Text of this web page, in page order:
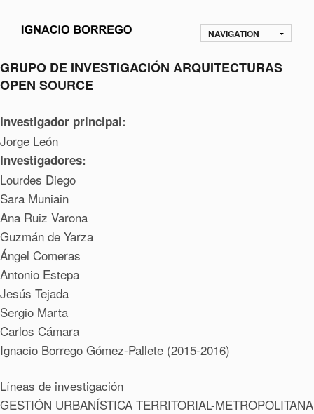
NAVIGATION
GRUPO DE INVESTIGACIÓN ARQUITECTURAS
OPEN SOURCE
Investigador principal:
Jorge León
Investigadores:
Lourdes Diego
Sara Muniain
Ana Ruiz Varona
Guzmán de Yarza
Ángel Comeras
Antonio Estepa
Jesús Tejada
Sergio Marta
Carlos Cámara
Ignacio Borrego Gómez-Pallete (2015-2016)
Líneas de investigación
GESTIÓN URBANÍSTICA TERRITORIAL-METROPOLITANA